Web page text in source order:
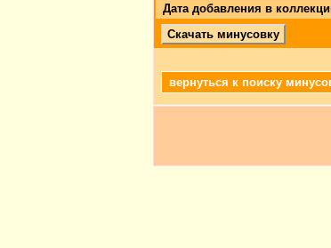
Дата добавления в
Скачать минусовку
вернуться к поиску